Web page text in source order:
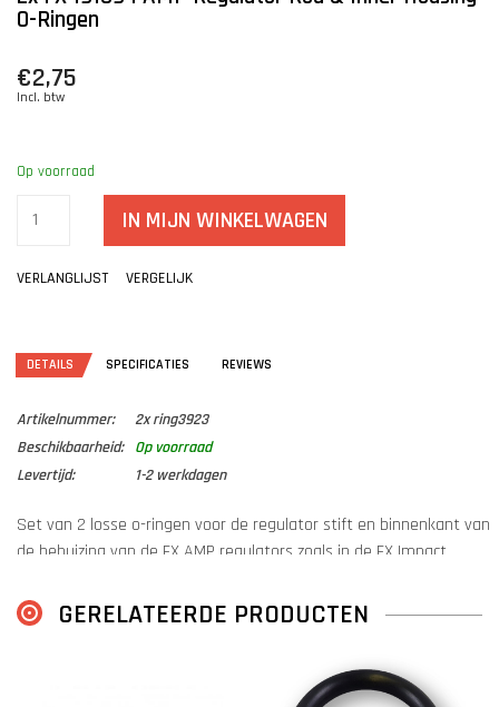
O-Ringen
€2,75
Incl. btw
Op voorraad
IN MIJN WINKELWAGEN
VERLANGLIJST VERGELIJK
DETAILS SPECIFICATIES REVIEWS
Artikelnummer:
2x ring3923
Beschikbaarheid:
Op voorraad
Levertijd:
1-2 werkdagen
Set van 2 losse o-ringen voor de regulator stift en binnenkant van
de behuizing van de FX AMP regulators zoals in de FX Impact,
GERELATEERDE PRODUCTEN